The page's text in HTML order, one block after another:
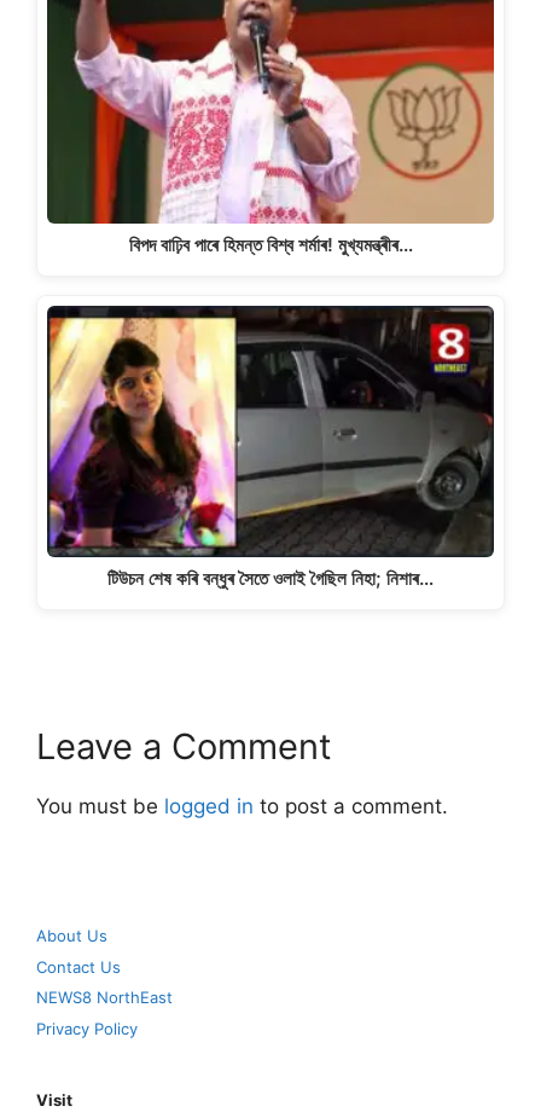
বিপদ বাঢ়িব পাৰে হিমন্ত বিশ্ব শৰ্মাৰ! মুখ্যমন্ত্ৰীৰ…
টিউচন শেষ কৰি বন্ধুৰ সৈতে ওলাই গৈছিল নিহা; নিশাৰ…
Leave a Comment
You must be logged in to post a comment.
About Us
Contact Us
NEWS8 NorthEast
Privacy Policy
Visit